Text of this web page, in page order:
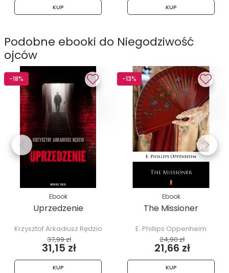
KUP KUP
Podobne ebooki do Niegodziwość
ojców
-18%
Ebook
Uprzedzenie
Krzysztof Arkadiusz Rędzio
37,99 zł
31,15 zł
KUP
-13%
Ebook
The Missioner
E. Phillips Oppenheim
24,90 zł
21,66 zł
KUP